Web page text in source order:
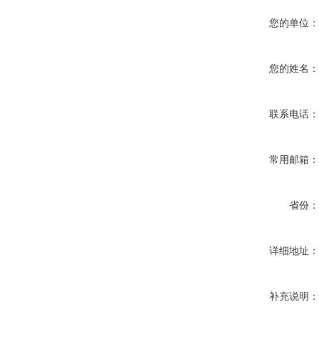
您的单位：
您的姓名：
联系电话：
常用邮箱：
省份：
详细地址：
补充说明：